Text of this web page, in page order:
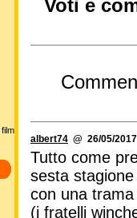
Voti e
albert74 @ 26/05/
Tutto come
sesta
con una
(i fratelli
film